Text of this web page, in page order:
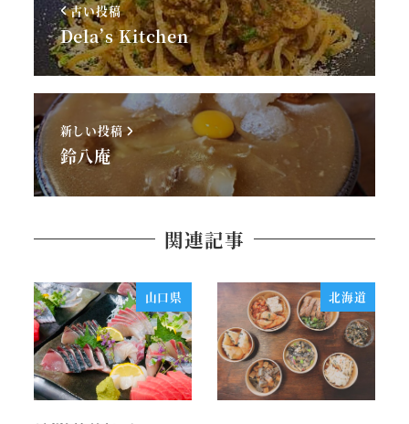
古い投稿
Dela’s Kitchen
新しい投稿
鈴八庵
関連記事
山口県 北海道